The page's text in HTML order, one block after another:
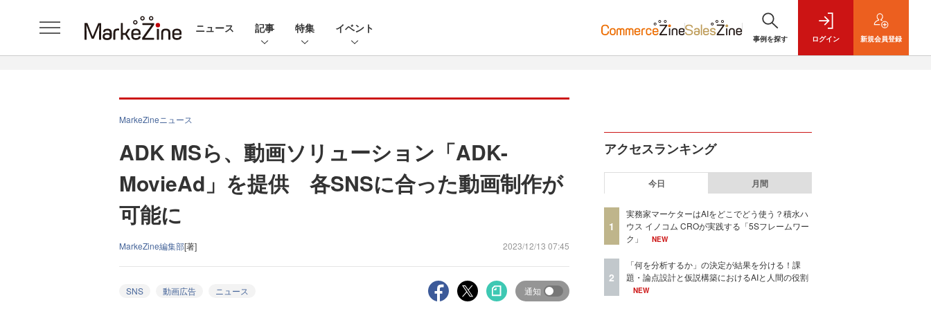
ニュース 記事 特集 イベント
事例を探す ログイン 新規会員登録
MarkeZineニュース
ADK MSら、動画ソリューション「ADK-
MovieAd」を提供 各SNSに合った動画制作が
可能に
MarkeZine編集部[著] 2023/12/13 07:45
SNS 動画広告 ニュース 通知
アクセスランキング
今日 月間
1
実務家マーケターはAIをどこでどう使う？積水ハ
ウス イノコム CROが実践する「5Sフレームワー
ク」
NEW
2
「何を分析するか」の決定が結果を分ける！課
題・論点設計と仮説構築におけるAIと人間の役割
NEW